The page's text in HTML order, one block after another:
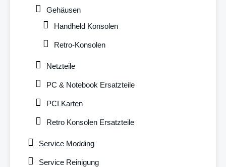
Gehäusen
Handheld Konsolen
Retro-Konsolen
Netzteile
PC & Notebook Ersatzteile
PCI Karten
Retro Konsolen Ersatzteile
Service Modding
Service Reinigung